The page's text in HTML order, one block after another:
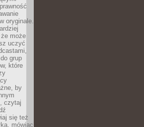
oryginale.
że może
uczyć
grup
które
by
czytaj
się też
mówiąc